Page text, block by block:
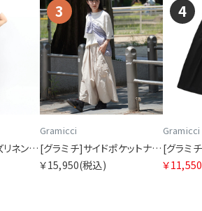
[グラミチ]ウィメンズリネンブレンドガーデンサロペット
3
Gramicci
[グラミチ]サイドポケットナイロンフレアパンツ SORA別注
￥15,950(税込)
4
Gramicci
￥11,550